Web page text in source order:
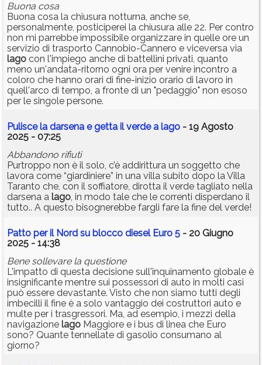
Buona cosa
Buona cosa la chiusura notturna, anche se,
personalmente, posticiperei la chiusura alle 22. Per contro
non mi parrebbe impossibile organizzare in quelle ore un
servizio di trasporto Cannobio-Cannero e viceversa via
lago con l'impiego anche di battellini privati, quanto
meno un'andata-ritorno ogni ora per venire incontro a
coloro che hanno orari di fine-inizio orario di lavoro in
quell'arco di tempo, a fronte di un "pedaggio" non esoso
per le singole persone.
Pulisce la darsena e getta il verde a lago - 19 Agosto
2025 - 07:25
Abbandono rifiuti
Purtroppo non è il solo, c’è addirittura un soggetto che
lavora come “giardiniere” in una villa subito dopo la Villa
Taranto che, con il soffiatore, dirotta il verde tagliato nella
darsena a lago, in modo tale che le correnti disperdano il
tutto.. A questo bisognerebbe fargli fare la fine del verde!
Patto per il Nord su blocco diesel Euro 5 - 20 Giugno
2025 - 14:38
Bene sollevare la questione
L'impatto di questa decisione sull'inquinamento globale è
insignificante mentre sui possessori di auto in molti casi
può essere devastante. Visto che non siamo tutti degli
imbecilli il fine è a solo vantaggio dei costruttori auto e
multe per i trasgressori. Ma, ad esempio, i mezzi della
navigazione lago Maggiore e i bus di linea che Euro
sono? Quante tennellate di gasolio consumano al
giorno?